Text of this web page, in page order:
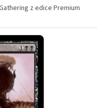
z edice Premium